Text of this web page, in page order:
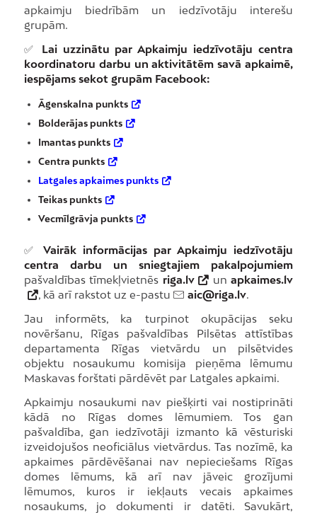
apkaimju biedrībām un iedzīvotāju interešu
grupām.
✅ Lai uzzinātu par Apkaimju iedzīvotāju centra
koordinatoru darbu un aktivitātēm savā apkaimē,
iespējams sekot grupām Facebook:
Āgenskalna punkts
Bolderājas punkts
Imantas punkts
Centra punkts
Latgales apkaimes punkts
Teikas punkts
Vecmīlgrāvja punkts
✅ Vairāk informācijas par Apkaimju iedzīvotāju
centra darbu un sniegtajiem pakalpojumiem
pašvaldības tīmekļvietnēs riga.lv unapkaimes.lv
, kā arī rakstot uz e-pastu
aic@riga.lv.
Jau informēts, ka turpinot okupācijas seku
novēršanu, Rīgas pašvaldības Pilsētas attīstības
departamenta Rīgas vietvārdu un pilsētvides
objektu nosaukumu komisija pieņēma lēmumu
Maskavas forštati pārdēvēt par Latgales apkaimi.
Apkaimju nosaukumi nav piešķirti vai nostiprināti
kādā no Rīgas domes lēmumiem. Tos gan
pašvaldība, gan iedzīvotāji izmanto kā vēsturiski
izveidojušos neoficiālus vietvārdus. Tas nozīmē, ka
apkaimes pārdēvēšanai nav nepieciešams Rīgas
domes lēmums, kā arī nav jāveic grozījumi
lēmumos, kuros ir iekļauts vecais apkaimes
nosaukums, jo dokumenti ir datēti. Savukārt,